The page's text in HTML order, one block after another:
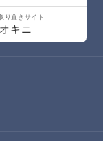
り置きサイト
キニ